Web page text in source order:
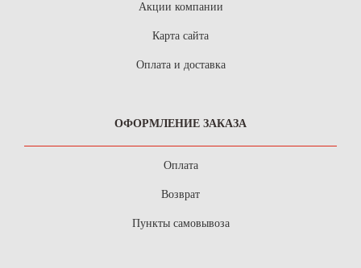
Акции компании
Карта сайта
Оплата и доставка
ОФОРМЛЕНИЕ ЗАКАЗА
Оплата
Возврат
Пункты самовывоза